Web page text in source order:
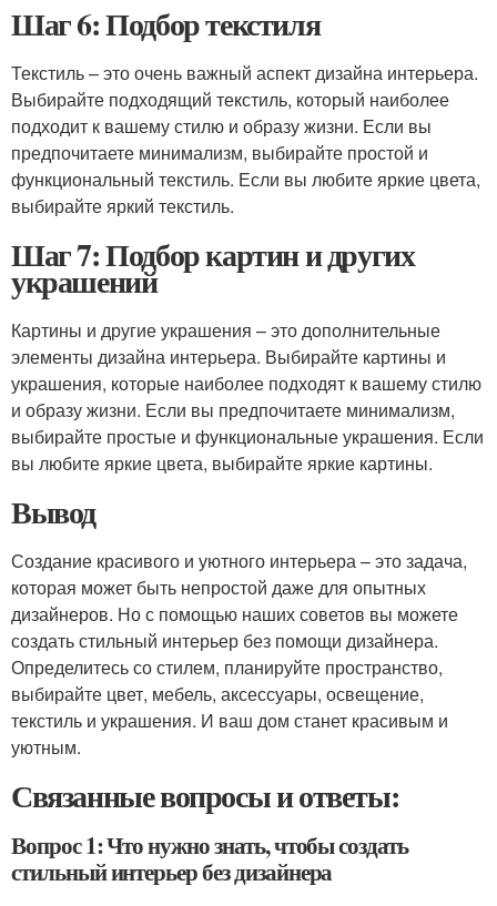
Шаг 6: Подбор текстиля
Текстиль – это очень важный аспект дизайна интерьера.
Выбирайте подходящий текстиль, который наиболее
подходит к вашему стилю и образу жизни. Если вы
предпочитаете минимализм, выбирайте простой и
функциональный текстиль. Если вы любите яркие цвета,
выбирайте яркий текстиль.
Шаг 7: Подбор картин и других
украшений
Картины и другие украшения – это дополнительные
элементы дизайна интерьера. Выбирайте картины и
украшения, которые наиболее подходят к вашему стилю
и образу жизни. Если вы предпочитаете минимализм,
выбирайте простые и функциональные украшения. Если
вы любите яркие цвета, выбирайте яркие картины.
Вывод
Создание красивого и уютного интерьера – это задача,
которая может быть непростой даже для опытных
дизайнеров. Но с помощью наших советов вы можете
создать стильный интерьер без помощи дизайнера.
Определитесь со стилем, планируйте пространство,
выбирайте цвет, мебель, аксессуары, освещение,
текстиль и украшения. И ваш дом станет красивым и
уютным.
Связанные вопросы и ответы:
Вопрос 1: Что нужно знать, чтобы создать
стильный интерьер без дизайнера